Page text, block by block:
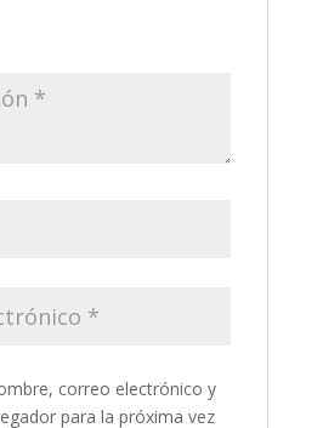
correo electrónico y
para la próxima vez